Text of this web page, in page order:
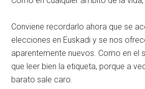
Conviene recordarlo ahora que se
elecciones en Euskadi y se nos
aparentemente nuevos. Como en el
que leer bien la etiqueta, porque a
barato sale caro.